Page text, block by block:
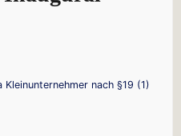
nach §19 (1)